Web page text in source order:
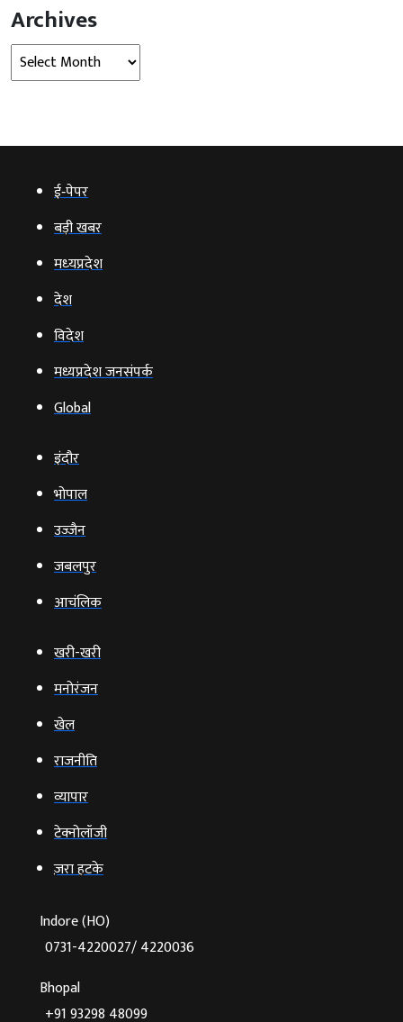
Archives
Archives
ई‑पेपर
बड़ी खबर
मध्‍यप्रदेश
देश
विदेश
मध्यप्रदेश जनसंपर्क
Global
इंदौर
भोपाल
उज्‍जैन
जबलपुर
आचंलिक
खरी-खरी
मनोरंजन
खेल
राजनीति
व्‍यापार
टेक्‍नोलॉजी
ज़रा हटके
Indore (HO)
0731-4220027/ 4220036
Bhopal
+91 93298 48099